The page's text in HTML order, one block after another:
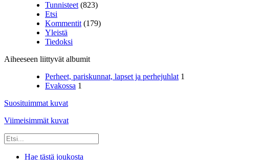
Tunnisteet (823)
Etsi
Kommentit (179)
Yleistä
Tiedoksi
Aiheeseen liittyvät albumit
Perheet, pariskunnat, lapset ja perhejuhlat 1
Evakossa 1
Suosituimmat kuvat
Viimeisimmät kuvat
Hae tästä joukosta